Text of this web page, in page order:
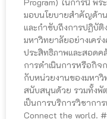
มอบนโยบายสำคัญด้า
และกำชับถึงการปฏิบัติ
มหาวิทยาลัยอย่างเคร่
ประสิทธิภาพและสอด
การดำเนินการหรือกิจ
กับหน่วยงานของมหาวิ
สนับสนุนด้วย รวมทั้งพั
เป็นการบริการวิชากา
Connect the world.